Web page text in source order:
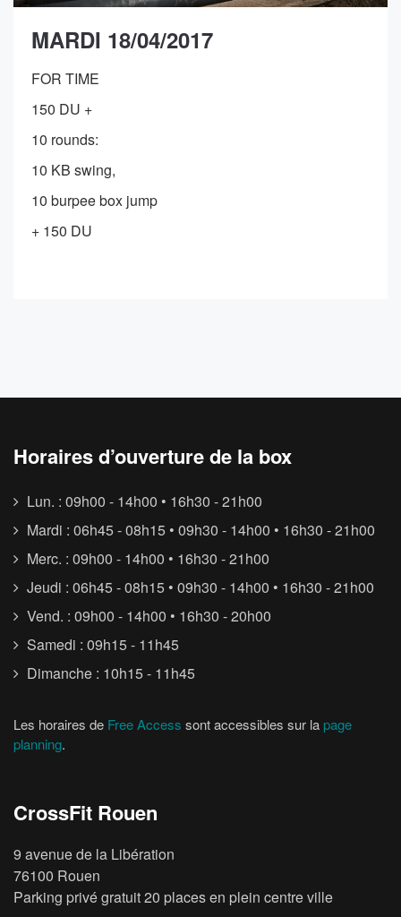
MARDI 18/04/2017
FOR TIME
150 DU +
10 rounds:
10 KB swing,
10 burpee box jump
+ 150 DU
Horaires d’ouverture de la box
Lun. : 09h00 - 14h00 • 16h30 - 21h00
Mardi : 06h45 - 08h15 • 09h30 - 14h00 • 16h30 - 21h00
Merc. : 09h00 - 14h00 • 16h30 - 21h00
Jeudi : 06h45 - 08h15 • 09h30 - 14h00 • 16h30 - 21h00
Vend. : 09h00 - 14h00 • 16h30 - 20h00
Samedi : 09h15 - 11h45
Dimanche : 10h15 - 11h45
Les horaires de Free Access sont accessibles sur la page
planning.
CrossFit Rouen
9 avenue de la Libération
76100 Rouen
Parking privé gratuit 20 places en plein centre ville